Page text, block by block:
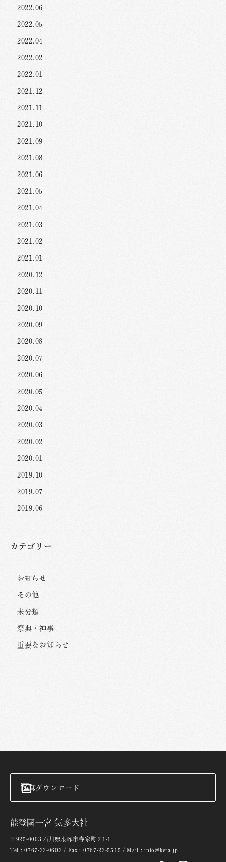
2022.06
2022.05
2022.04
2022.02
2022.01
2021.12
2021.11
2021.10
2021.09
2021.08
2021.06
2021.05
2021.04
2021.03
2021.02
2021.01
2020.12
2020.11
2020.10
2020.09
2020.08
2020.07
2020.06
2020.05
2020.04
2020.03
2020.02
2020.01
2019.10
2019.07
2019.06
カテゴリー
お知らせ
その他
未分類
祭典・神事
重要なお知らせ
写真ダウンロード
能登國一宮 気多大社
〒925-0003 石川県羽咋市寺家町ク1-1
Tel : 0767-22-0602 / Fax : 0767-22-5515 / Mail : info@keta.jp